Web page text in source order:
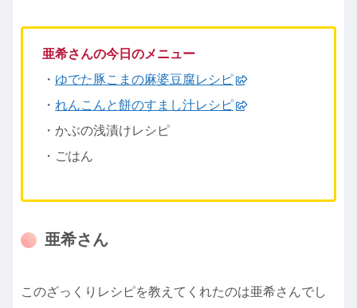
亜希さんの今日のメニュー
・ ゆでた豚こまの麻婆豆腐レシピ
・ れんこんと餅のすまし汁レシピ
・かぶの浅漬けレシピ
・ごはん
亜希さん
このざっくりレシピを教えてくれたのは亜希さんでし